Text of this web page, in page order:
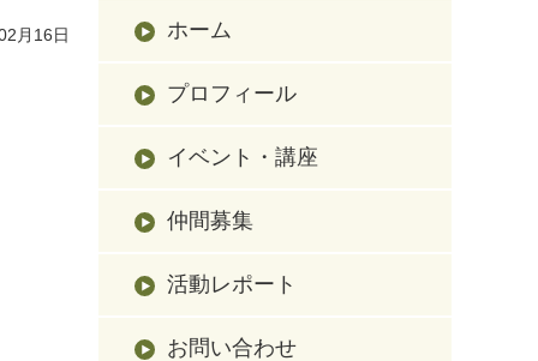
月16日 ホーム
プロフィール
イベント・講座
仲間募集
活動レポート
お問い合わせ